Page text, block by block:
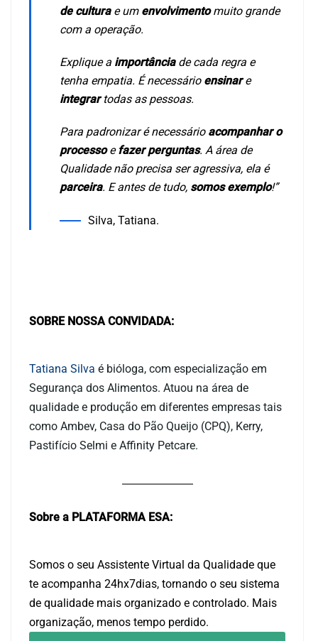
de culturae um envolvimentomuito grande
com a operação.
Explique a importânciade cada regra e
tenha empatia. É necessário ensinare
integrartodas as pessoas.
Para padronizar é necessário acompanhar o
processoefazer perguntas. A área de
Qualidade não precisa ser agressiva, ela é
parceira. E antes de tudo, somos exemplo!”
Silva, Tatiana.
SOBRE NOSSA CONVIDADA:
Tatiana Silva é bióloga, com especialização em
Segurança dos Alimentos. Atuou na área de
qualidade e produção em diferentes empresas tais
como Ambev, Casa do Pão Queijo (CPQ), Kerry,
Pastifício Selmi e Affinity Petcare.
Sobre a PLATAFORMA ESA:
Somos o seu Assistente Virtual da Qualidade que
te acompanha 24hx7dias, tornando o seu sistema
de qualidade mais organizado e controlado. Mais
organização, menos tempo perdido.